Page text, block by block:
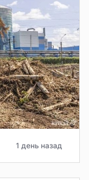
1 день назад